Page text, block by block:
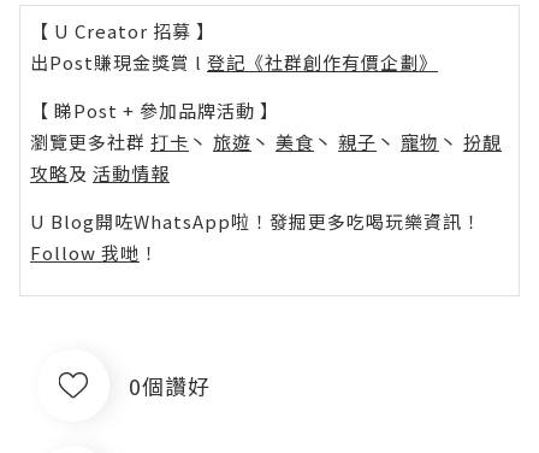
【 U Creator 招募 】
出Post賺現金獎賞 l 登記《社群創作有價企劃》
【 睇Post + 參加品牌活動 】
瀏覽更多社群 打卡 丶 旅遊 丶 美食 丶 親子 丶 寵物 丶 扮靚
攻略及 活動情報
U Blog開咗WhatsApp啦！發掘更多吃喝玩樂資訊！
Follow 我哋 ！
0個讚好